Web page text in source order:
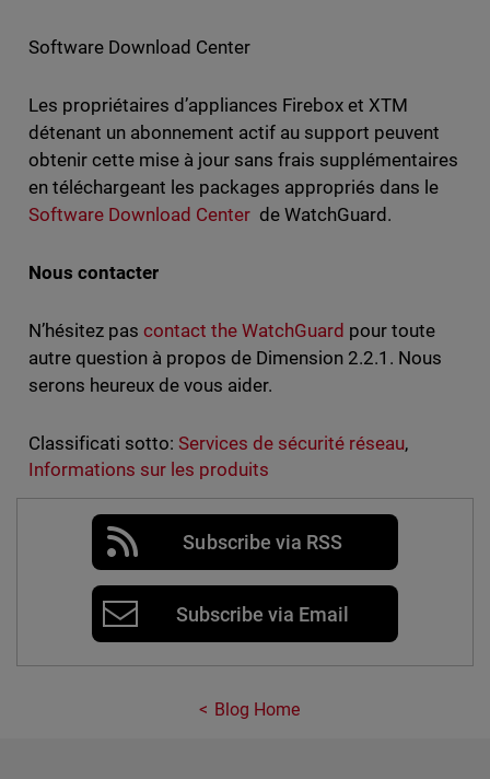
Software Download Center
Les propriétaires d’appliances Firebox et XTM
détenant un abonnement actif au support peuvent
obtenir cette mise à jour sans frais supplémentaires
en téléchargeant les packages appropriés dans le
Software Download Center de WatchGuard.
Nous contacter
N’hésitez pas contact the WatchGuard pour toute
autre question à propos de Dimension 2.2.1. Nous
serons heureux de vous aider.
Classificati sotto: Services de sécurité réseau,
Informations sur les produits
Subscribe via RSS
Subscribe via Email
Blog Home